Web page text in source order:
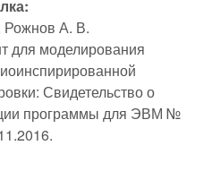
А. В.
для моделирования
Свидетельство о
программы для ЭВМ №